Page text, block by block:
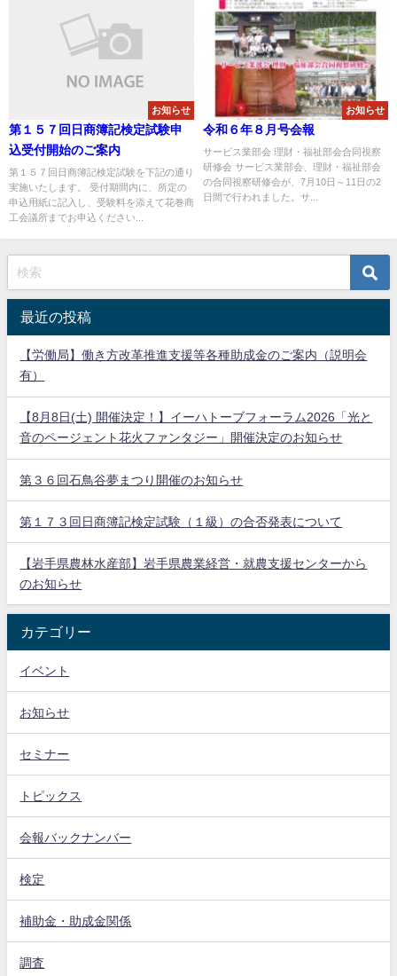
お知らせ
第１５７回日商簿記検定試験申
込受付開始のご案内
第１５７回日商簿記検定試験を下記の通り
実施いたします。 受付期間内に、所定の
申込用紙に記入し、受験料を添えて花巻商
工会議所までお申込ください...
お知らせ
令和６年８月号会報
サービス業部会 理財・福祉部会合同視察
研修会 サービス業部会、理財・福祉部会
の合同視察研修会が、7月10日～11日の2
日間で行われました。サ...
最近の投稿
【労働局】働き方改革推進支援等各種助成金のご案内（説明会
有）
【8月8日(土) 開催決定！】イーハトーブフォーラム2026「光と
音のページェント花火ファンタジー」開催決定のお知らせ
第３６回石鳥谷夢まつり開催のお知らせ
第１７３回日商簿記検定試験（１級）の合否発表について
【岩手県農林水産部】岩手県農業経営・就農支援センターから
のお知らせ
カテゴリー
イベント
お知らせ
セミナー
トピックス
会報バックナンバー
検定
補助金・助成金関係
調査